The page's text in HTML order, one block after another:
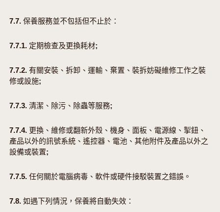
7.7. 保養服務並不包括但不止於：
7.7.1. 定期檢查及更換耗材;
7.7.2. 有關安裝、拆卸、運輸、棄置、裝拆妨礙維修工作之裝
修或設施;
7.7.3. 清潔、除污、除蟲等服務;
7.7.4. 更換、維修或翻新外殼、機身、面板、電源線、掣鈕、
產品以外的訊號系統、遙控器、電池、其他附件及產品以外之
設備或裝置;
7.7.5. 任何關於電腦病毒、軟件或硬件接駁裝置之錯誤。
7.8. 如遇下列情況，保養將自動失效：